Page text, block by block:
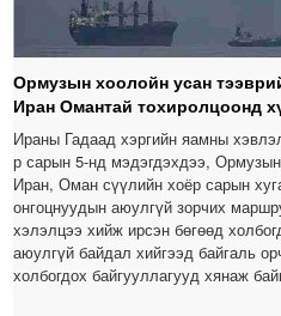
Ормузын хоолойн усан
Иран Омантай тохиролцоонд
Ираны Гадаад хэргийн яамны
р сарын 5-нд мэдэгдэхдээ,
Иран, Оман сүүлийн хоёр сарын
онгоцнуудын аюулгүй зорчих
хэлэлцээ хийж ирсэн бөгөөд
аюулгүй байдал хийгээд байгаль
холбогдох байгууллагууд хянаж